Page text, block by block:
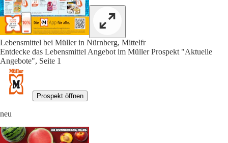
Lebensmittel bei Müller in Nürnberg, Mittelfr
Entdecke das Lebensmittel Angebot im Müller Prospekt "Aktuelle
Angebote", Seite 1
Prospekt öffnen
neu